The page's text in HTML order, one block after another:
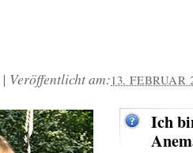
| Veröffentlicht am:13. FEBRUAR
Ich